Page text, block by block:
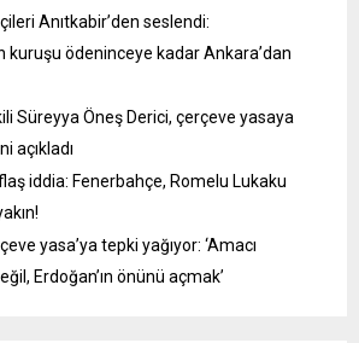
Anıtkabir’den seslendi:
kuruşu ödeninceye kadar Ankara’dan
Süreyya Öneş Derici, çerçeve yasaya
açıkladı
iddia: Fenerbahçe, Romelu Lukaku
yasa’ya tepki yağıyor: ‘Amacı
Erdoğan’ın önünü açmak’